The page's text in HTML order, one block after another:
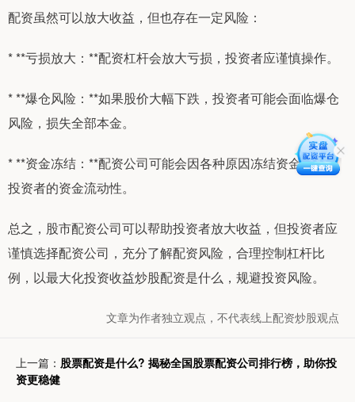
配资虽然可以放大收益，但也存在一定风险：
* **亏损放大：**配资杠杆会放大亏损，投资者应谨慎操作。
* **爆仓风险：**如果股价大幅下跌，投资者可能会面临爆仓
风险，损失全部本金。
* **资金冻结：**配资公司可能会因各种原因冻结资金，影响
投资者的资金流动性。
总之，股市配资公司可以帮助投资者放大收益，但投资者应
谨慎选择配资公司，充分了解配资风险，合理控制杠杆比
例，以最大化投资收益炒股配资是什么，规避投资风险。
文章为作者独立观点，不代表线上配资炒股观点
上一篇： 股票配资是什么? 揭秘全国股票配资公司排行榜，助你投
资更稳健